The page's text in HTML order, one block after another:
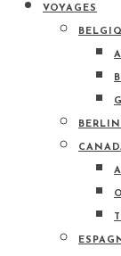
VOYAGES
BERLIN